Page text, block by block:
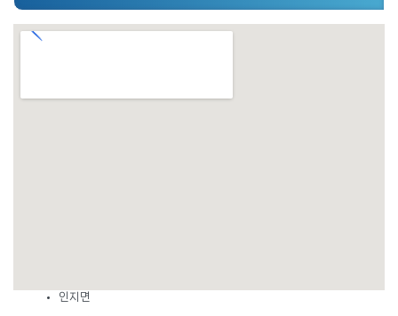
인지면